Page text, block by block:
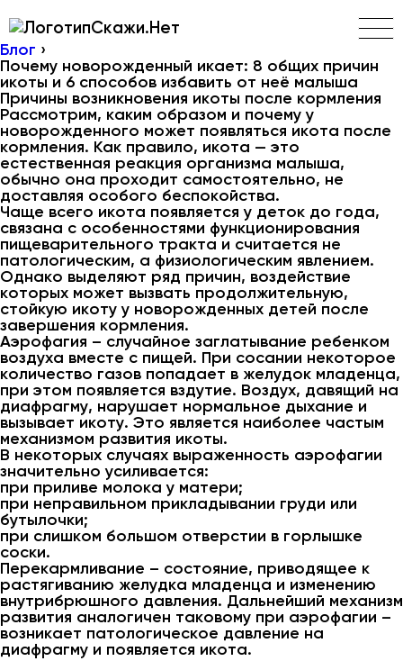
Скажи.Нет
Блог ›
Почему новорожденный икает: 8 общих причин
икоты и 6 способов избавить от неё малыша
Причины возникновения икоты после кормления
Рассмотрим, каким образом и почему у
новорожденного может появляться икота после
кормления. Как правило, икота — это
естественная реакция организма малыша,
обычно она проходит самостоятельно, не
доставляя особого беспокойства.
Чаще всего икота появляется у деток до года,
связана с особенностями функционирования
пищеварительного тракта и считается не
патологическим, а физиологическим явлением.
Однако выделяют ряд причин, воздействие
которых может вызвать продолжительную,
стойкую икоту у новорожденных детей после
завершения кормления.
Аэрофагия – случайное заглатывание ребенком
воздуха вместе с пищей. При сосании некоторое
количество газов попадает в желудок младенца,
при этом появляется вздутие. Воздух, давящий на
диафрагму, нарушает нормальное дыхание и
вызывает икоту. Это является наиболее частым
механизмом развития икоты.
В некоторых случаях выраженность аэрофагии
значительно усиливается:
при приливе молока у матери;
при неправильном прикладывании груди или
бутылочки;
при слишком большом отверстии в горлышке
соски.
Перекармливание – состояние, приводящее к
растягиванию желудка младенца и изменению
внутрибрюшного давления. Дальнейший механизм
развития аналогичен таковому при аэрофагии –
возникает патологическое давление на
диафрагму и появляется икота.